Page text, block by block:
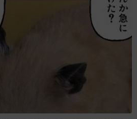
ょうだいはどのような関係性で
くて、やりたい放題にやってい
いてくるという感じだったと思
良いのは変わらなくて、私に娘が2
倒見のいいおじさんで、娘たち
す」